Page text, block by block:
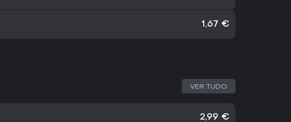
1,67 €
VER TUDO
2,99 €